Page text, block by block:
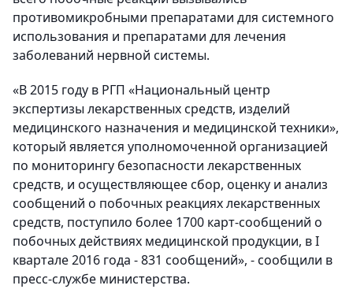
противомикробными препаратами для системного
использования и препаратами для лечения
заболеваний нервной системы.
«В 2015 году в РГП «Национальный центр
экспертизы лекарственных средств, изделий
медицинского назначения и медицинской техники»,
который является уполномоченной организацией
по мониторингу безопасности лекарственных
средств, и осуществляющее сбор, оценку и анализ
сообщений о побочных реакциях лекарственных
средств, поступило более 1700 карт-сообщений о
побочных действиях медицинской продукции, в I
квартале 2016 года - 831 сообщений», - сообщили в
пресс-службе министерства.